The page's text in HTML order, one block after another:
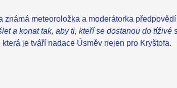
známá meteoroložka a moderátorka
a konat tak, aby ti, kteří se dostanou do
je tváří nadace Úsměv nejen pro Kryštofa.